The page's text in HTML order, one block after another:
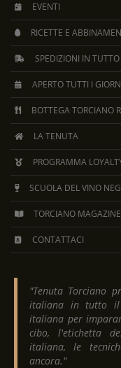
EVENTI
RICETTE E
SPEDIZIONI IN
APERTO TUTTI I
BOTTEGA TORCIANO
LA TENUTA
PROGRAMMA
SCUOLA DEL VINO
TORCIANO MAGAZINE
CONTATTACI
"Tenuta Torciano
italiana in tutto il
italiana per
cibo, l'etichetta
italiana, le
ancora."